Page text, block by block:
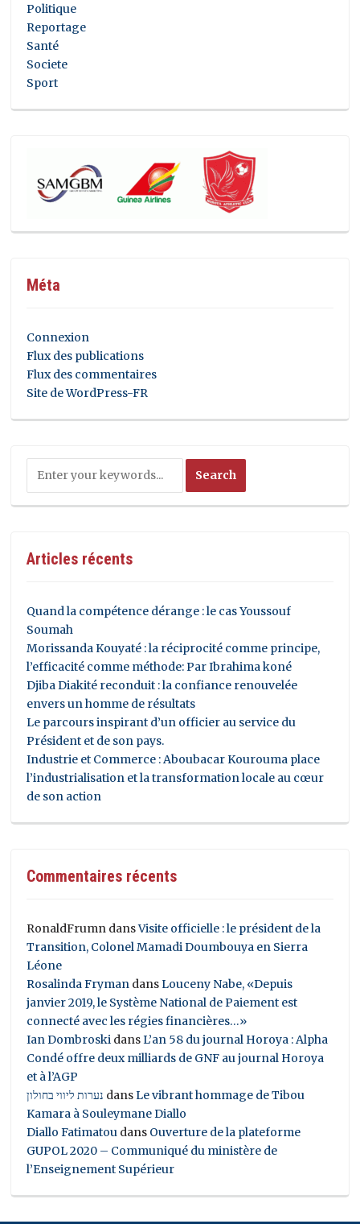
Politique
Reportage
Santé
Societe
Sport
Méta
Connexion
Flux des publications
Flux des commentaires
Site de WordPress-FR
Articles récents
Quand la compétence dérange : le cas Youssouf
Soumah
Morissanda Kouyaté : la réciprocité comme principe,
l’efficacité comme méthode: Par Ibrahima koné
Djiba Diakité reconduit : la confiance renouvelée
envers un homme de résultats
Le parcours inspirant d’un officier au service du
Président et de son pays.
Industrie et Commerce : Aboubacar Kourouma place
l’industrialisation et la transformation locale au cœur
de son action
Commentaires récents
RonaldFrumn dansVisite officielle : le président de la
Transition, Colonel Mamadi Doumbouya en Sierra
Léone
Rosalinda Fryman dansLouceny Nabe, «Depuis
janvier 2019, le Système National de Paiement est
connecté avec les régies financières…»
Ian Dombroski dansL’an 58 du journal Horoya : Alpha
Condé offre deux milliards de GNF au journal Horoya
et à l’AGP
נערות ליווי בחולון dansLe vibrant hommage de Tibou
Kamara à Souleymane Diallo
Diallo Fatimatou dans Ouverture de la plateforme
GUPOL 2020 – Communiqué du ministère de
l’Enseignement Supérieur